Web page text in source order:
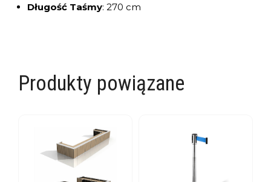
Długość Taśmy: 270 cm
Produkty powiązane